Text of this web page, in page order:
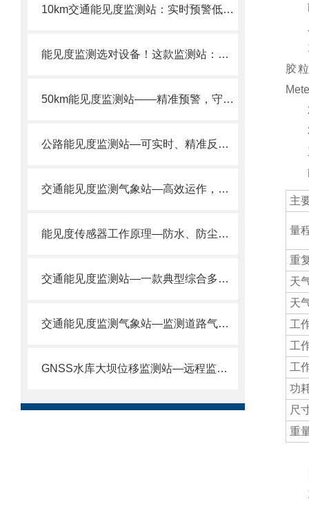
10km交通能见度监测站：实时预警低能见度路段。
能见度监测选对设备！这款监测站：实时数据 + 双供电，适配多交通场景。
50km能见度监测站——精准预警，守护交通、航空、航海安全。
公路能见度监测站—可实时、精准反馈公路不同区域能见度数据
交通能见度监测气象站—高效运作，精准获取公路各时段能见度信息。
能见度传感器工作原理—防水、防尘、防碰撞的天气现象仪2025推送
交通能见度监测站—一款典型综合多要素公路监测站2024全+境+派+送
交通能见度监测气象站—监测道路气象状况的能见度监测仪
GNSS水库大坝位移监测站—远程监控与自动化管理的GNSS监测设备
能
1.
胶
2.
3.
三
能
主
量
重
天
天
工
工
工
功
尺
重